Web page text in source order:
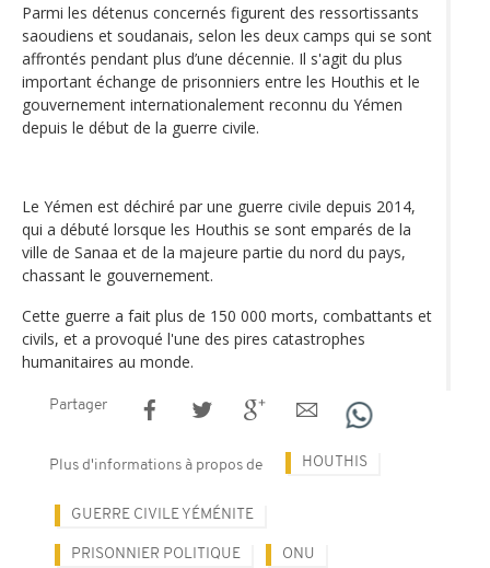
Parmi les détenus concernés figurent des ressortissants
saoudiens et soudanais, selon les deux camps qui se sont
affrontés pendant plus d’une décennie. Il s'agit du plus
important échange de prisonniers entre les Houthis et le
gouvernement internationalement reconnu du Yémen
depuis le début de la guerre civile.
Le Yémen est déchiré par une guerre civile depuis 2014,
qui a débuté lorsque les Houthis se sont emparés de la
ville de Sanaa et de la majeure partie du nord du pays,
chassant le gouvernement.
Cette guerre a fait plus de 150 000 morts, combattants et
civils, et a provoqué l'une des pires catastrophes
humanitaires au monde.
Partager
Plus d'informations à propos de HOUTHIS
GUERRE CIVILE YÉMÉNITE
PRISONNIER POLITIQUE ONU